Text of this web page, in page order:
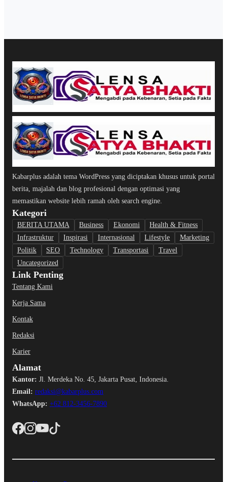
Kabarplus adalah tema WordPress yang diciptakan khusus untuk portal
berita, majalah dan blog profesional dengan optimasi yang
memastikan website lebih ramah oleh search engine.
Kategori
BERITA UTAMA Business Ekonomi
Health & Fitness
Infrastruktur
Inspirasi Internasional Lifestyle
Marketing
Politik
SEO Technology Transportasi
Travel
Uncategorized
Link Penting
Tentang Kami
Kerja Sama
Kontak
Redaksi
Karier
Alamat
Kantor: Jl. Merdeka No. 45, Jakarta Pusat, Indonesia.
Email: redaksi@kabarplus.com
WhatsApp: +62 812-3456-7890